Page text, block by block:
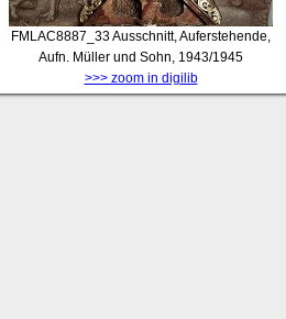
FMLAC8887_33Ausschnitt, Auferstehende,
Aufn. Müller und Sohn, 1943/1945
>>> zoom in digilib